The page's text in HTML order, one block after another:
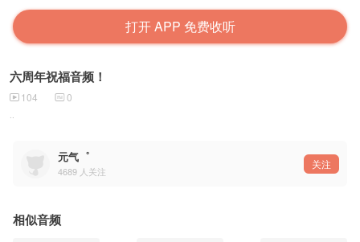
打开 APP 免费收听
六周年祝福音频！
104 0
..
元气゜
4689 人关注
关注
相似音频